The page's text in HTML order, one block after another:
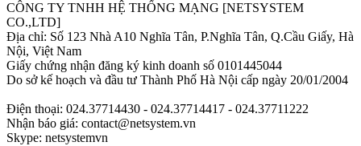
CÔNG TY TNHH HỆ THỐNG MẠNG [NETSYSTEM
CO.,LTD]
Địa chỉ: Số 123 Nhà A10 Nghĩa Tân, P.Nghĩa Tân, Q.Cầu Giấy, Hà
Nội, Việt Nam
Giấy chứng nhận đăng ký kinh doanh số 0101445044
Do sở kế hoạch và đầu tư Thành Phố Hà Nội cấp ngày 20/01/2004
Điện thoại: 024.37714430 - 024.37714417 - 024.37711222
Nhận báo giá: contact@netsystem.vn
Skype: netsystemvn